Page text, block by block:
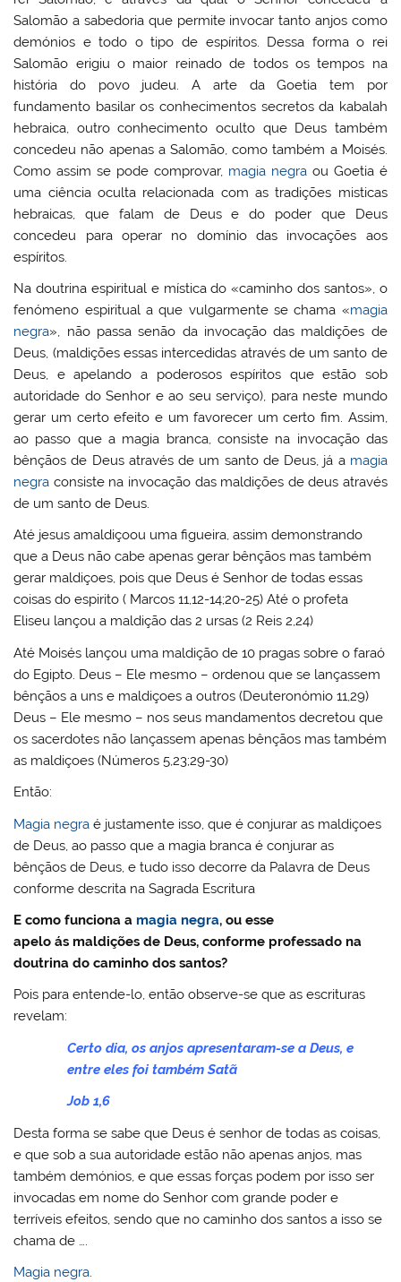
Salomão a sabedoria que permite invocar tanto anjos como
demónios e todo o tipo de espíritos. Dessa forma o rei
Salomão erigiu o maior reinado de todos os tempos na
história do povo judeu. A arte da Goetia tem por
fundamento basilar os conhecimentos secretos da kabalah
hebraica, outro conhecimento oculto que Deus também
concedeu não apenas a Salomão, como também a Moisés.
Como assim se pode comprovar, magia negraou Goetia é
uma ciência oculta relacionada com as tradições misticas
hebraicas, que falam de Deus e do poder que Deus
concedeu para operar no domínio das invocações aos
espíritos.
Na doutrina espiritual e mística do «caminho dos santos», o
fenómeno espiritual a que vulgarmente se chama «magia
negra», não passa senão da invocação das maldições de
Deus, (maldições essas intercedidas através de um santo de
Deus, e apelando a poderosos espíritos que estão sob
autoridade do Senhor e ao seu serviço), para neste mundo
gerar um certo efeito e um favorecer um certo fim. Assim,
ao passo que a magia branca, consiste na invocação das
bênçãos de Deus através de um santo de Deus, já a magia
negra consiste na invocação das maldições de deus através
de um santo de Deus.
Até jesus amaldiçoou uma figueira, assim demonstrando
que a Deus não cabe apenas gerar bênçãos mas também
gerar maldiçoes, pois que Deus é Senhor de todas essas
coisas do espirito ( Marcos 11,12-14;20-25) Até o profeta
Eliseu lançou a maldição das 2 ursas (2 Reis 2,24)
Até Moisés lançou uma maldição de 10 pragas sobre o faraó
do Egipto. Deus – Ele mesmo – ordenou que se lançassem
bênçãos a uns e maldiçoes a outros (Deuteronómio 11,29)
Deus – Ele mesmo – nos seus mandamentos decretou que
os sacerdotes não lançassem apenas bênçãos mas também
as maldiçoes (Números 5,23;29-30)
Então:
Magia negra é justamente isso, que é conjurar as maldiçoes
de Deus, ao passo que a magia branca é conjurar as
bênçãos de Deus, e tudo isso decorre da Palavra de Deus
conforme descrita na Sagrada Escritura
E como funciona a magia negra, ou esse
apelo ás maldições de Deus, conforme professado na
doutrina do caminho dos santos?
Pois para entende-lo, então observe-se que as escrituras
revelam:
Certo dia, os anjos apresentaram-se a Deus, e
entre eles foi também Satã
Job 1,6
Desta forma se sabe que Deus é senhor de todas as coisas,
e que sob a sua autoridade estão não apenas anjos, mas
também demónios, e que essas forças podem por isso ser
invocadas em nome do Senhor com grande poder e
terríveis efeitos, sendo que no caminho dos santos a isso se
chama de ….
Magia negra.